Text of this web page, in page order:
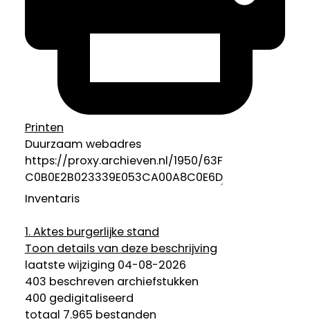
Printen
Duurzaam webadres
Inventaris
1.Aktes burgerlijke stand
Toon details van deze beschrijving
laatste wijziging 04-08-2026
403 beschreven archiefstukken
400 gedigitaliseerd
totaal 7.965 bestanden